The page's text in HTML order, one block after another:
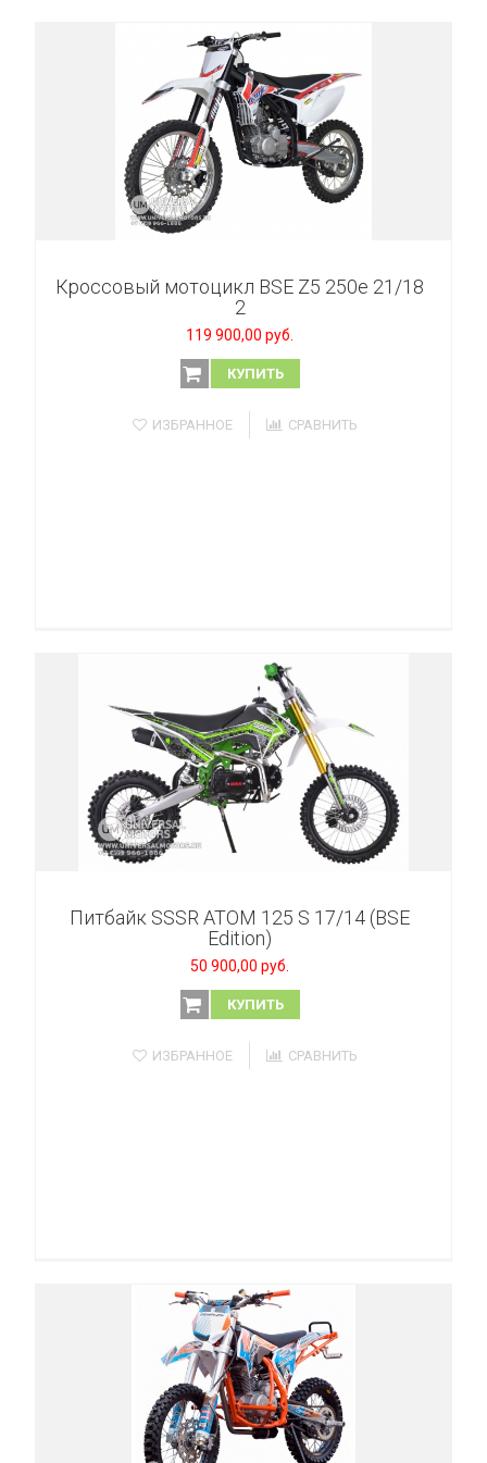
Кроссовый мотоцикл BSE Z5 250e 21/18
2
119 900,00 руб.
КУПИТЬ
ИЗБРАННОЕ СРАВНИТЬ
Питбайк SSSR ATOM 125 S 17/14 (BSE
Edition)
50 900,00 руб.
КУПИТЬ
ИЗБРАННОЕ СРАВНИТЬ